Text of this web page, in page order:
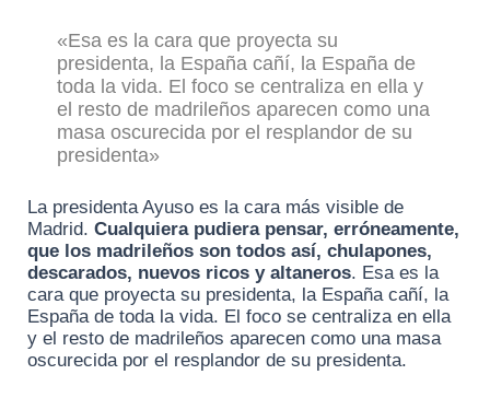
«Esa es la cara que proyecta su
presidenta, la España cañí, la España de
toda la vida. El foco se centraliza en ella y
el resto de madrileños aparecen como una
masa oscurecida por el resplandor de su
presidenta»
La presidenta Ayuso es la cara más visible de
Madrid. Cualquiera pudiera pensar, erróneamente,
que los madrileños son todos así, chulapones,
descarados, nuevos ricos y altaneros. Esa es la
cara que proyecta su presidenta, la España cañí, la
España de toda la vida. El foco se centraliza en ella
y el resto de madrileños aparecen como una masa
oscurecida por el resplandor de su presidenta.